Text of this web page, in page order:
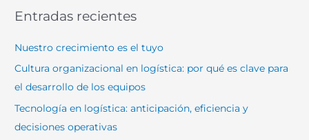
c
r
:
Entradas recientes
Nuestro crecimiento es el tuyo
Cultura organizacional en logística: por qué es clave para
el desarrollo de los equipos
Tecnología en logística: anticipación, eficiencia y
decisiones operativas